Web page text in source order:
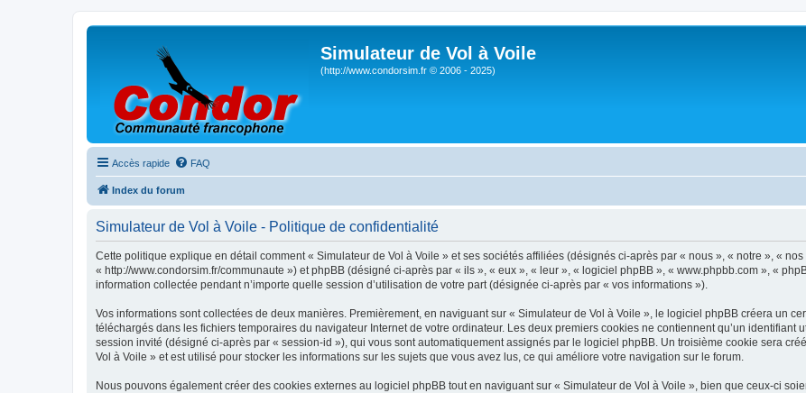
Simulateur de Vol à Voile
(http://www.condorsim.fr © 2006 - 2025)
Accès rapide FAQ
Index du forum
Simulateur de Vol à Voile - Politique de confidentialité
Cette politique explique en détail comment « Simulateur de Vol à Voile » et ses sociétés affiliées (désignés ci-après par « nous », « notre », «
« http://www.condorsim.fr/communaute ») et phpBB (désigné ci-après par « ils », « eux », « leur », « logiciel phpBB », « www.phpbb.com », «
information collectée pendant n’importe quelle session d’utilisation de votre part (désignée ci-après par « vos informations »).
Vos informations sont collectées de deux manières. Premièrement, en naviguant sur « Simulateur de Vol à Voile », le logiciel phpBB créera un
téléchargés dans les fichiers temporaires du navigateur Internet de votre ordinateur. Les deux premiers cookies ne contiennent qu’un
session invité (désigné ci-après par « session-id »), qui vous sont automatiquement assignés par le logiciel phpBB. Un troisième cookie sera
Vol à Voile » et est utilisé pour stocker les informations sur les sujets que vous avez lus, ce qui améliore votre navigation sur le forum.
Nous pouvons également créer des cookies externes au logiciel phpBB tout en naviguant sur « Simulateur de Vol à Voile », bien que ceux-ci